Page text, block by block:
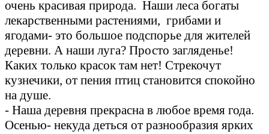
очень красивая природа. Наши леса богаты
лекарственными растениями, грибами и
ягодами- это большое подспорье для жителей
деревни. А наши луга? Просто загляденье!
Каких только красок там нет! Стрекочут
кузнечики, от пения птиц становится спокойно
на душе.
- Наша деревня прекрасна в любое время года.
Осенью- некуда деться от разнообразия ярких